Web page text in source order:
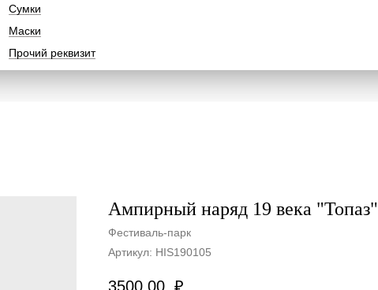
Сумки
Маски
Прочий реквизит
Ампирный наряд 19 века "Топаз"
Фестиваль-парк
Артикул: HIS190105
3500,00 ₽